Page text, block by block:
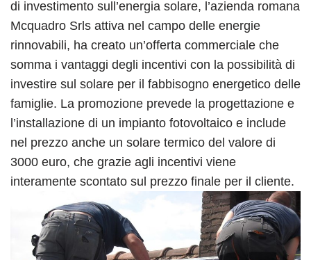
di investimento sull’energia solare, l’azienda romana
Mcquadro Srls attiva nel campo delle energie
rinnovabili, ha creato un’offerta commerciale che
somma i vantaggi degli incentivi con la possibilità di
investire sul solare per il fabbisogno energetico delle
famiglie. La promozione prevede la progettazione e
l’installazione di un impianto fotovoltaico e include
nel prezzo anche un solare termico del valore di
3000 euro, che grazie agli incentivi viene
interamente scontato sul prezzo finale per il cliente.